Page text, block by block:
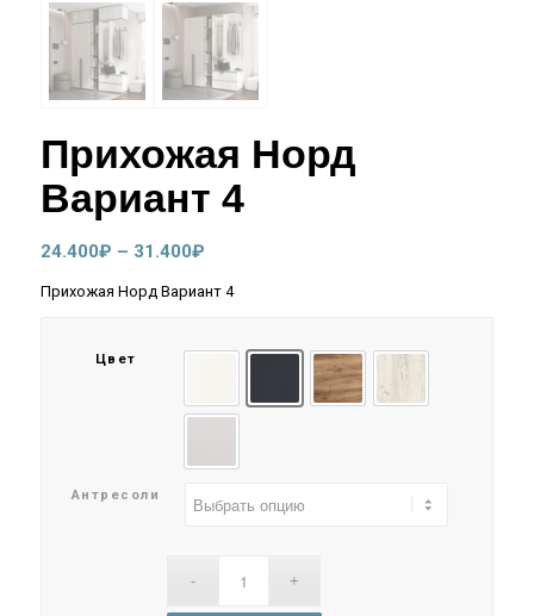
Прихожая Норд
Вариант 4
24.400₽ – 31.400₽Диапазон
Прихожая Норд Вариант 4
Цвет
Белый глянец холодный
Графит Дуб Крафт
Антресоли